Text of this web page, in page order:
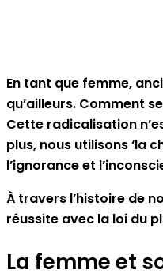
En tant que femme,
qu’ailleurs. Comment
Cette radicalisation
plus, nous utilisons ‘la
l’ignorance et
À travers l’histoire de
réussite avec la loi du
La femme et